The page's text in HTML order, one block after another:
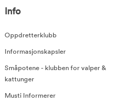
Info
Oppdretterklubb
Informasjonskapsler
Småpotene - klubben for valper &
kattunger
Musti Informerer